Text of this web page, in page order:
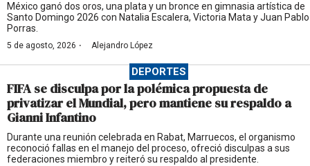
México ganó dos oros, una plata y un bronce en gimnasia artística de
Santo Domingo 2026 con Natalia Escalera, Victoria Mata y Juan Pablo
Porras.
5 de agosto, 2026 · Alejandro López
DEPORTES
FIFA se disculpa por la polémica propuesta de
privatizar el Mundial, pero mantiene su respaldo a
Gianni Infantino
Durante una reunión celebrada en Rabat, Marruecos, el organismo
reconoció fallas en el manejo del proceso, ofreció disculpas a sus
federaciones miembro y reiteró su respaldo al presidente.